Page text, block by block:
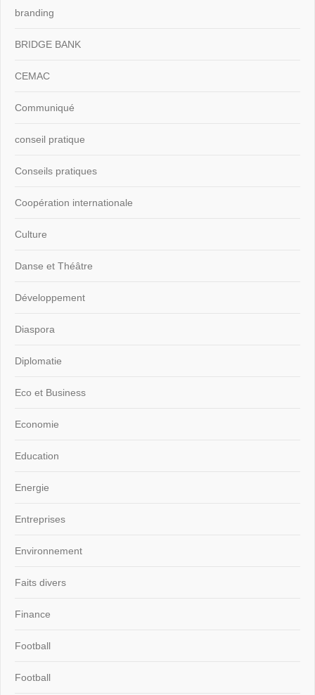
branding
BRIDGE BANK
CEMAC
Communiqué
conseil pratique
Conseils pratiques
Coopération internationale
Culture
Danse et Théâtre
Développement
Diaspora
Diplomatie
Eco et Business
Economie
Education
Energie
Entreprises
Environnement
Faits divers
Finance
Football
Football